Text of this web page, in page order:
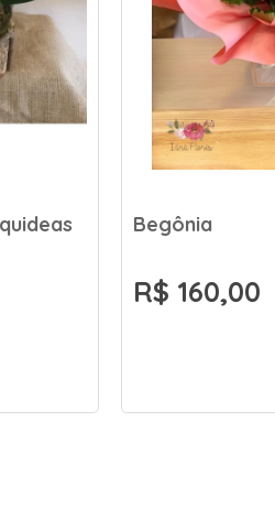
Begônia
R$ 160,00